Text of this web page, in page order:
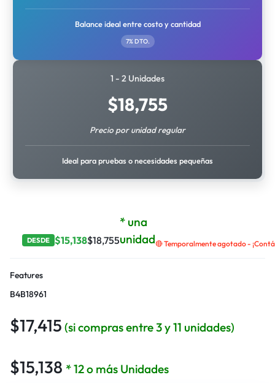
Balance ideal entre costo y cantidad
7% DTO.
1 - 2 Unidades
$18,755
Precio por unidad regular
Ideal para pruebas o necesidades pequeñas
DESDE $15,138$18,755
* una
unidad🔴 Temporalmente agotado -
Features
B4B18961
$17,415 (si compras entre 3 y 11 unidades)
$15,138 * 12 o más Unidades